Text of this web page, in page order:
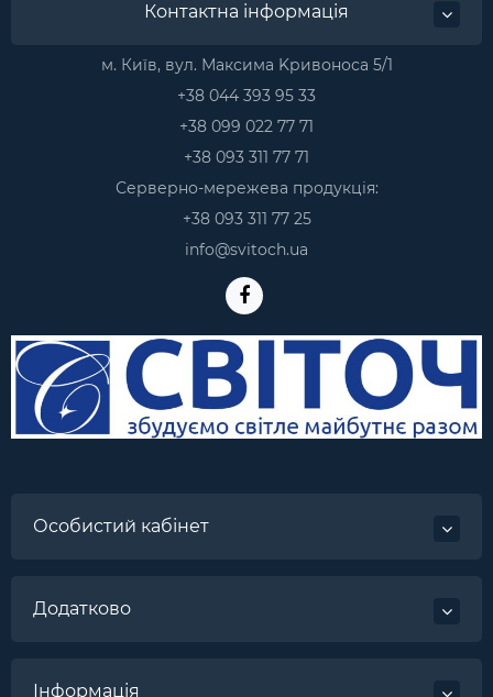
Контактна інформація
м. Київ, вул. Максима Kривоноса 5/1
+38 044 393 95 33
+38 099 022 77 71
+38 093 311 77 71
Серверно-мережева продукція:
+38 093 311 77 25
info@svitoch.ua
Особистий кабінет
Додатково
Інформація